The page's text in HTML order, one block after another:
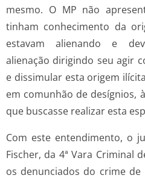
mesmo. O MP não
tinham conhecimento da
estavam alienando e
alienação dirigindo seu agir
e dissimular esta origem
em comunhão de desígnios,
que buscasse realizar esta
Com este entendimento, o
Fischer, da 4ª Vara Criminal
os denunciados do crime